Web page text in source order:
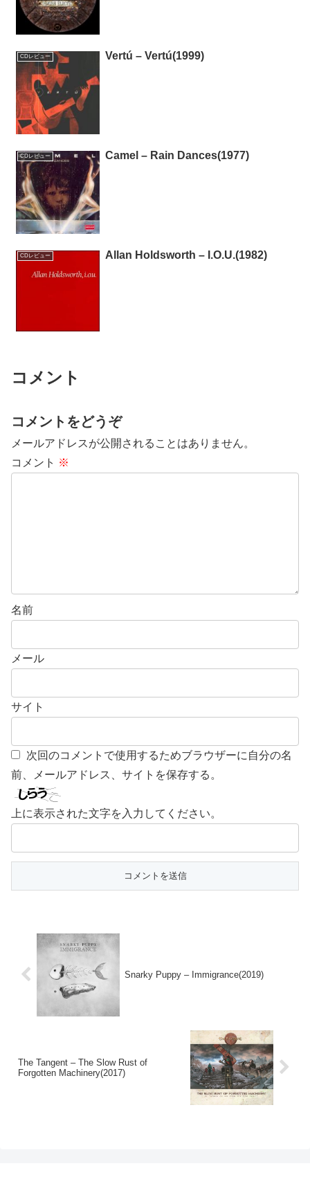
CDレビュー Vertú – Vertú(1999)
CDレビュー Camel – Rain Dances(1977)
CDレビュー Allan Holdsworth – I.O.U.(1982)
コメント
コメントをどうぞ
メールアドレスが公開されることはありません。
コメント ※
名前
メール
サイト
次回のコメントで使用するためブラウザーに自分の名
前、メールアドレス、サイトを保存する。
上に表示された文字を入力してください。
Snarky Puppy – Immigrance(2019)
The Tangent – The Slow Rust of
Forgotten Machinery(2017)